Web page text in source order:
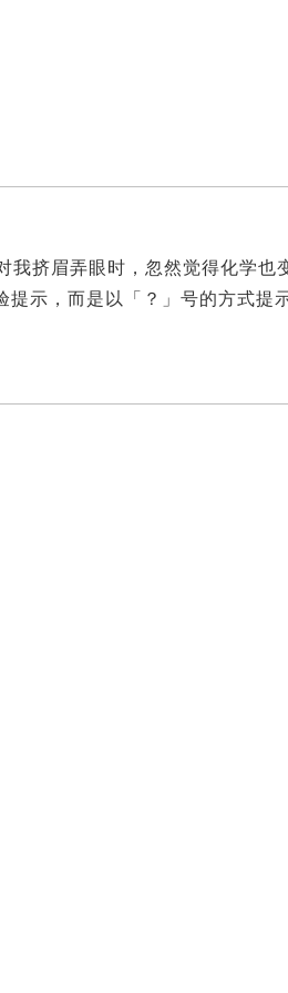
我挤眉弄眼时，忽然觉得化学
示，而是以「？」号的方式提